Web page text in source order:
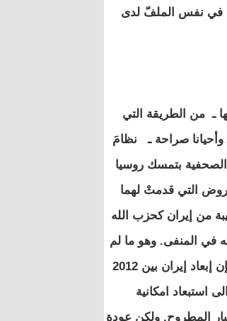
في نفس الملفّ لدى
ـ من الطريقة التي
سلطات تُحمّل ضمنيا ـ وأحيانا صراحة ـ نظامَ
الصحفية بتمسك روسيا
التي قدمتْ لهما
من إيران كحزب الله
في المنفى. وهو ما لم
يقبل به أي من الطرفين لأسباب معروفة. وكما يُذكِّر بذلك جبين غدارزي في ورقته فإن إبعاد إيران بين 2012
استبعاد امكانية
المطروح. ولكن عودة